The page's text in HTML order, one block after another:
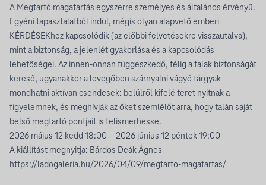
A Megtartó magatartás egyszerre személyes és általános érvényű.
Egyéni tapasztalatból indul, mégis olyan alapvető emberi
KÉRDÉSEKhez kapcsolódik (az előbbi felvetésekre visszautalva),
mint a biztonság, a jelenlét gyakorlása és a kapcsolódás
lehetőségei. Az innen-onnan függeszkedő, félig a falak biztonságát
kereső, ugyanakkor a levegőben szárnyalni vágyó tárgyak-
mondhatni aktívan csendesek: belülről kifelé teret nyitnak a
figyelemnek, és meghívják az őket szemlélőt arra, hogy talán saját
belső megtartó pontjait is felismerhesse.
2026 május 12 kedd 18:00 – 2026 június 12 péntek 19:00
A kiállítást megnyitja: Bárdos Deák Ágnes
https://ladogaleria.hu/2026/04/09/megtarto-magatartas/